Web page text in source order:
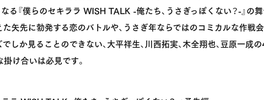
る『僕らのセキララ WISH TALK -俺たち、うさぎっぽくない？-』の
た矢先に勃発する恋のバトルや、うさぎ年ならではのコミカルな作戦
しか見ることのできない、大平祥生、川西拓実、木全翔也、豆原一成
け合いは必見です。